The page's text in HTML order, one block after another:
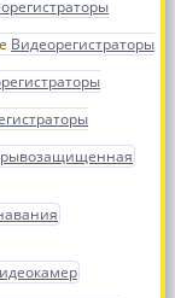
Видеорегистраторы